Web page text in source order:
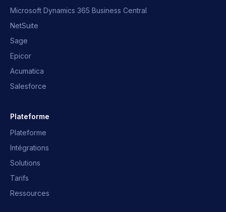
Microsoft Dynamics 365 Business Central
NetSuite
Sage
Epicor
Acumatica
Salesforce
Plateforme
Plateforme
Intégrations
Solutions
Tarifs
Ressources